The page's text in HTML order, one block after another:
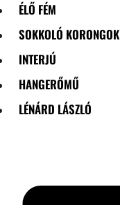
ÉLŐ FÉM
SOKKOLÓ KORONGOK
INTERJÚ
HANGERŐMŰ
LÉNÁRD LÁSZLÓ